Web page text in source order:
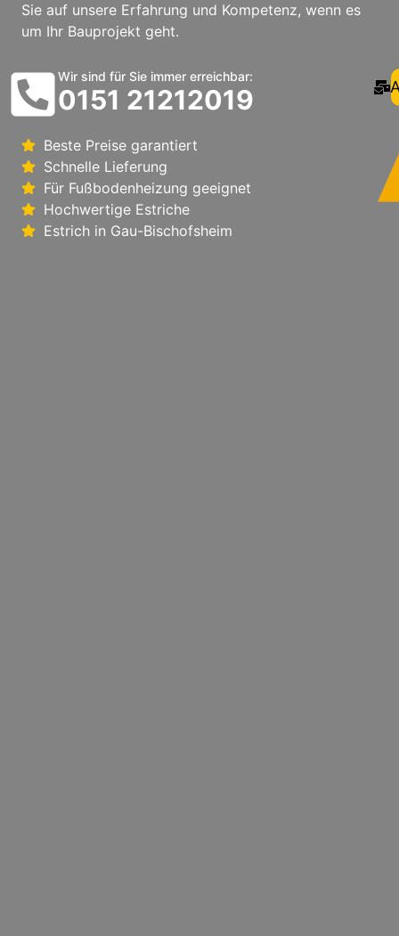
Sie auf unsere Erfahrung und Kompetenz, wenn es
um Ihr Bauprojekt geht.
Wir sind für Sie immer erreichbar:
0151 21212019
Beste Preise garantiert
Schnelle Lieferung
Für Fußbodenheizung geeignet
Hochwertige Estriche
Estrich in Gau-Bischofsheim